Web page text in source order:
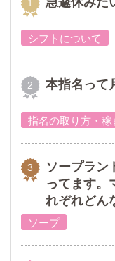
シフトについて
本指名って
指名の取り方・稼
ソープラン
ってます。
れぞれどん
ソープ